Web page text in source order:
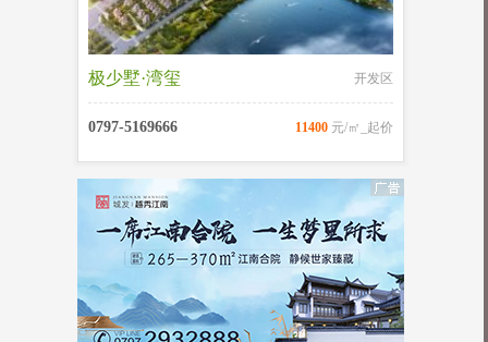
极少墅·湾玺 开发区
0797-5169666 11400 元/㎡_起价